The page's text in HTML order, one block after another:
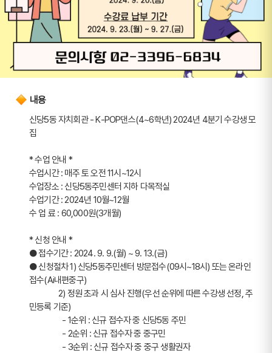
내용
신당5동 자치회관 - K-POP댄스(4~6학년) 2024년 4분기 수강생 모
집
* 수업 안내 *
수업시간 : 매주 토 오전 11시~12시
수업장소 : 신당5동주민센터 지하 다목적실
수업기간 : 2024년 10월~12월
수 업 료 : 60,000원(3개월)
* 신청 안내 *
● 접수기간 : 2024. 9. 9.(월) ~ 9. 13.(금)
● 신청절차 1) 신당5동주민센터 방문접수(09시~18시) 또는 온라인
접수(Ai내편중구)
민등록 기준)
                 - 1순위 : 신규 접수자 중 신당5동 주민
                 - 2순위 : 신규 접수자 중 중구민
                 - 3순위 : 신규 접수자 중 중구 생활권자